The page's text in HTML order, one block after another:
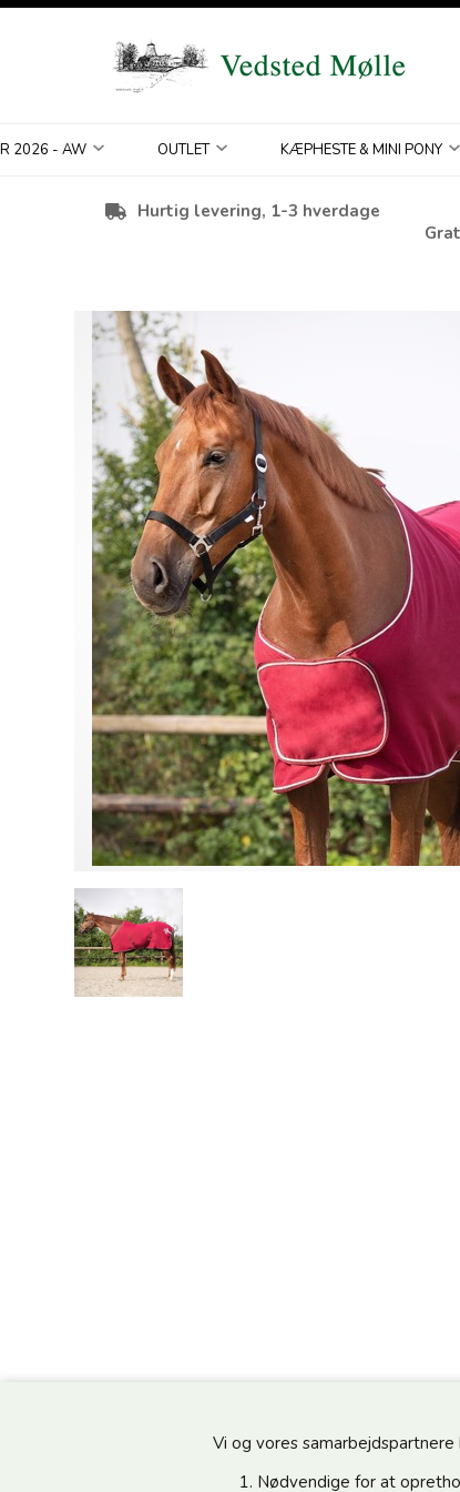
Vi og vores
Nødvendige for at
2026 - AW OUTLET KÆPHESTE & MINI PONY
Hurtig levering, 1-3 hverdage